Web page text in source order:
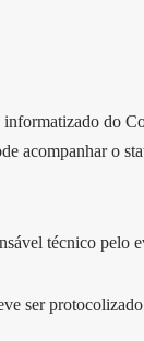
do
acompanhar o
técnico pelo
ser